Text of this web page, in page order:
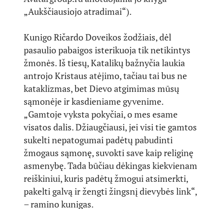
„Aukščiausiojo atradimai“).
Kunigo Ričardo Doveikos žodžiais, dėl
pasaulio pabaigos isterikuoja tik netikintys
žmonės. Iš tiesų, Katalikų bažnyčia laukia
antrojo Kristaus atėjimo, tačiau tai bus ne
kataklizmas, bet Dievo atgimimas mūsų
sąmonėje ir kasdieniame gyvenime.
„Gamtoje vyksta pokyčiai, o mes esame
visatos dalis. Džiaugčiausi, jei visi tie gamtos
sukelti nepatogumai padėtų pabudinti
žmogaus sąmonę, suvokti save kaip religinę
asmenybę. Tada būčiau dėkingas kiekvienam
reiškiniui, kuris padėtų žmogui atsimerkti,
pakelti galvą ir žengti žingsnį dievybės link“,
– ramino kunigas.